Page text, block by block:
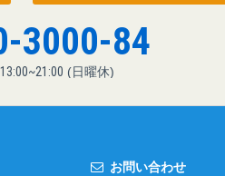
3000-84
13:00~21:00 (日曜休)
お問い合わせ